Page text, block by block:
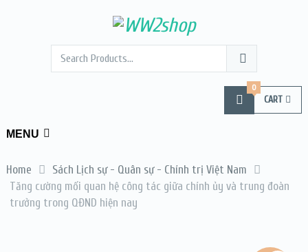
CART
0
MENU
Home
Sách Lịch sự - Quân sự - Chính trị Việt Nam
Tăng cường mối quan hệ công tác giữa chính ủy và trung đoàn
trưởng trong QĐND hiện nay